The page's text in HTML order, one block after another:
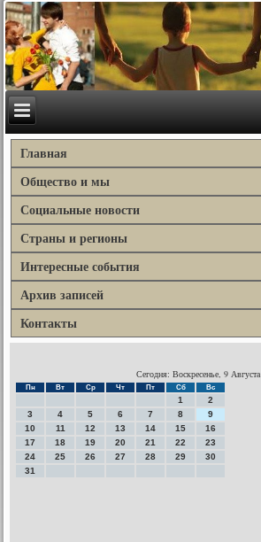
Главная
Общество и мы
Социальные новости
Страны и регионы
Интересные события
Архив записей
Контакты
Сегодня: Воскресенье, 9 Августа
Пн Вт Ср Чт Пт Сб Вс
1
2
3
4 5 6 7 8
9
10
11 12 13 14 15
16
17
18 19 20 21 22
23
24
25 26 27 28 29
30
31